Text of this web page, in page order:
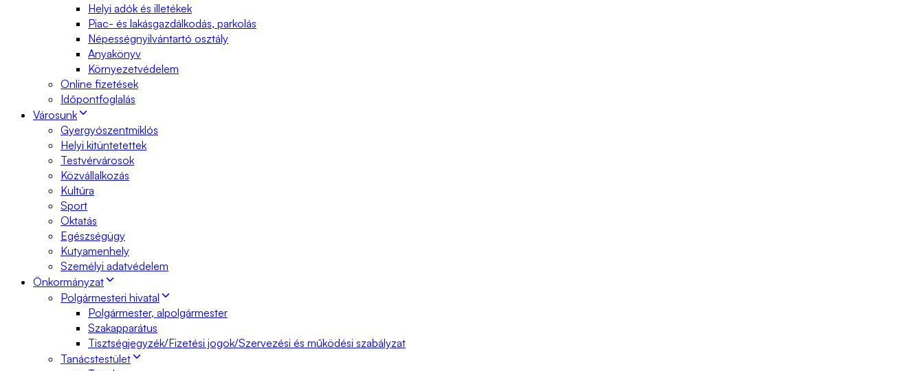
Helyi adók és illetékek
Piac- és lakásgazdálkodás, parkolás
Népességnyilvántartó osztály
Anyakönyv
Környezetvédelem
Online fizetések
Időpontfoglalás
Városunk
Gyergyószentmiklós
Helyi kitüntetettek
Testvérvárosok
Közvállalkozás
Kultúra
Sport
Oktatás
Egészségügy
Kutyamenhely
Személyi adatvédelem
Önkormányzat
Polgármesteri hivatal
Polgármester, alpolgármester
Szakapparátus
Tisztségjegyzék/Fizetési jogok/Szervezési és működési szabályzat
Tanácstestület